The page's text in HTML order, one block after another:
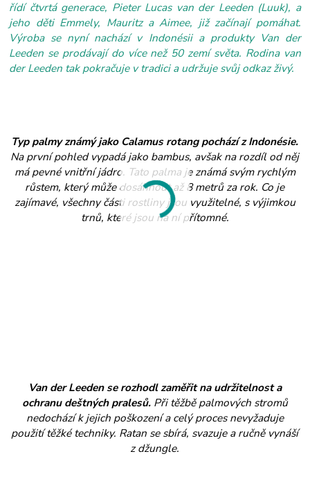
řídí čtvrtá generace, Pieter Lucas van der Leeden (Luuk), a
jeho děti Emmely, Mauritz a Aimee, již začínají pomáhat.
Výroba se nyní nachází v Indonésii a produkty Van der
Leeden se prodávají do více než 50 zemí světa. Rodina van
der Leeden tak pokračuje v tradici a udržuje svůj odkaz živý.
Typ palmy známý jako Calamus rotang pochází z Indonésie.
Na první pohled vypadá jako bambus, avšak na rozdíl od něj
má pevné vnitřní jádro. Tato palma je známá svým rychlým
růstem, který může dosáhnout až 8 metrů za rok. Co je
zajímavé, všechny části rostliny jsou využitelné, s výjimkou
trnů, které jsou na ní přítomné.
Van der Leeden se rozhodl zaměřit na udržitelnost a
ochranu deštných pralesů.Při těžbě palmových stromů
nedochází k jejich poškození a celý proces nevyžaduje
použití těžké techniky. Ratan se sbírá, svazuje a ručně vynáší
z džungle.